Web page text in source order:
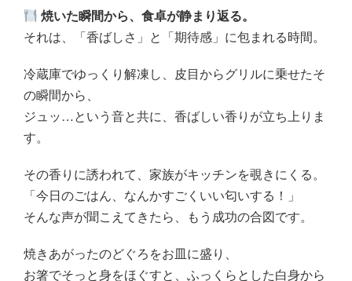
焼いた瞬間から、食卓が静まり返る。
それは、「香ばしさ」と「期待感」に包まれる時間。
冷蔵庫でゆっくり解凍し、皮目からグリルに乗せたそ
の瞬間から、
ジュッ…という音と共に、香ばしい香りが立ち上りま
す。
その香りに誘われて、家族がキッチンを覗きにくる。
「今日のごはん、なんかすごくいい匂いする！」
そんな声が聞こえてきたら、もう成功の合図です。
焼きあがったのどぐろをお皿に盛り、
お箸でそっと身をほぐすと、ふっくらとした白身から